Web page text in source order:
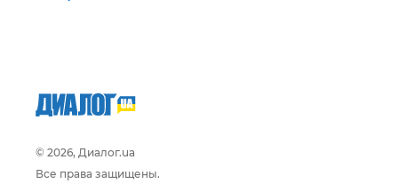
© 2026, Диалог.ua
Все права защищены.